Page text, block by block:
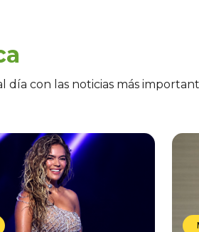
día con las noticias más